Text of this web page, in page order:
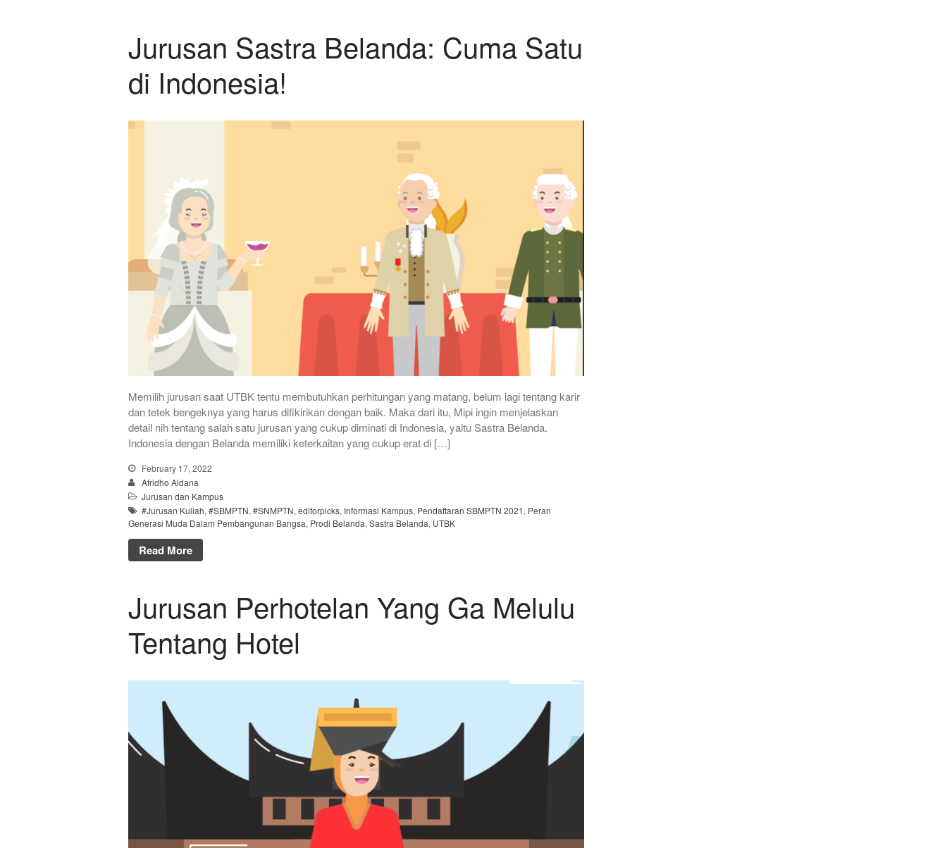
Jurusan Sastra Belanda: Cuma Satu
di Indonesia!
Memilih jurusan saat UTBK tentu membutuhkan perhitungan yang matang, belum lagi tentang karir
dan tetek bengeknya yang harus difikirikan dengan baik. Maka dari itu, Mipi ingin menjelaskan
detail nih tentang salah satu jurusan yang cukup diminati di Indonesia, yaitu Sastra Belanda.
Indonesia dengan Belanda memiliki keterkaitan yang cukup erat di […]
February 17, 2022
Afridho Aldana
Jurusan dan Kampus
#Jurusan Kuliah, #SBMPTN, #SNMPTN, editorpicks, Informasi Kampus, Pendaftaran SBMPTN 2021, Peran
Generasi Muda Dalam Pembangunan Bangsa, Prodi Belanda, Sastra Belanda, UTBK
Read More
Jurusan Perhotelan Yang Ga Melulu
Tentang Hotel